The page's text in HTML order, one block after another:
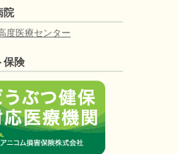
院
度医療センター
保険